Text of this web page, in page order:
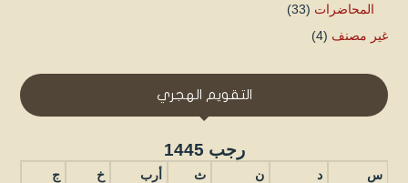
المحاضرات (33)
غير مصنف (4)
التقويم الهجري
رجب 1445
س د ن ث أرب خ ج